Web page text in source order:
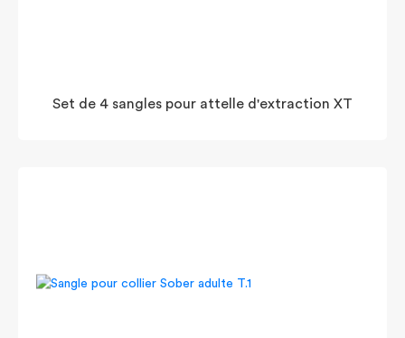
Set de 4 sangles pour attelle d'extraction XT